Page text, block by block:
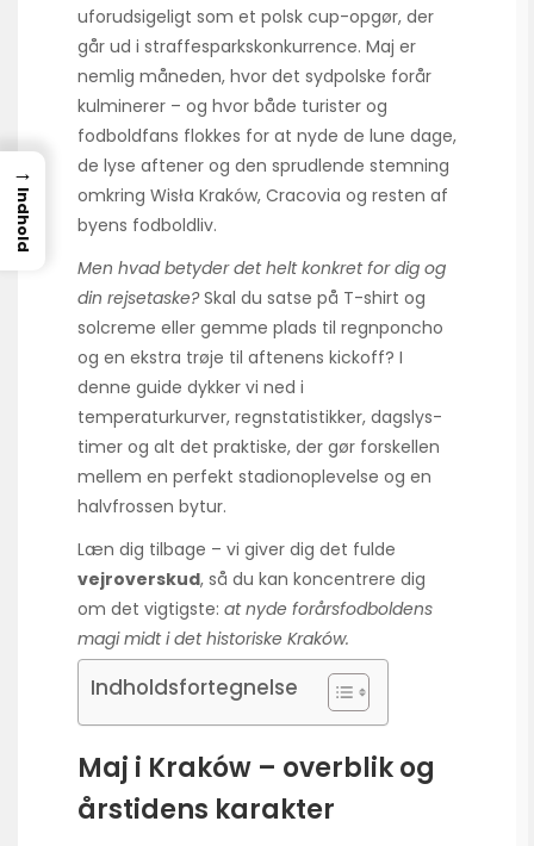
uforudsigeligt som et polsk cup-opgør, der
går ud i straffesparks­konkurrence. Maj er
nemlig måneden, hvor det sydpolske forår
kulminerer – og hvor både turister og
fodboldfans flokkes for at nyde de lune dage,
de lyse aftener og den sprudlende stemning
omkring Wisła Kraków, Cracovia og resten af
byens fodboldliv.
Men hvad betyder det helt konkret for dig og
din rejsetaske?Skal du satse på T-shirt og
solcreme eller gemme plads til regnponcho
og en ekstra trøje til aftenens kickoff? I
denne guide dykker vi ned i
temperaturkurver, regnstatistikker, dagslys­
timer og alt det praktiske, der gør forskellen
mellem en perfekt stadion­oplevelse og en
halvfrossen bytur.
Læn dig tilbage – vi giver dig det fulde
vejroverskud, så du kan koncentrere dig
om det vigtigste: at nyde forårsfodboldens
magi midt i det historiske Kraków.
Indholdsfortegnelse
Maj i Kraków – overblik og
årstidens karakter
→
Indhold